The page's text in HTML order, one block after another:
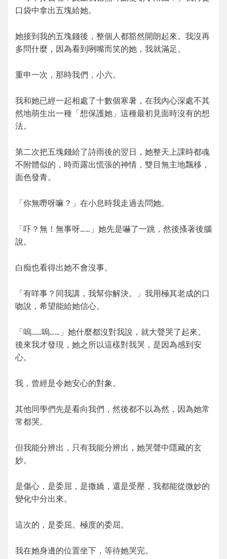
口袋中拿出五塊給她。
她接到我的五塊錢後，整個人都豁然開朗起來。我沒再
多問什麼，因為看到咧嘴而笑的她，我就滿足。
重申一次，那時我們，小六。
我和她已經一起相處了十數個寒暑，在我內心深處不其
然地萌生出一種「想保護她」這種最初見面時沒有的想
法。
第二次把五塊錢給了詩雨後的翌日，她整天上課時都魂
不附體似的，時而露出慌張的神情，雙目無主地飄移，
面色發青。
「你無嘢呀嘛？」在小息時我走過去問她。
「吓？無！無事呀……」她先是嚇了一跳，然後搔著後腦
說。
白痴也看得出她不會沒事。
「有咩事？同我講，我幫你解決。」我用極其老成的口
吻說，希望能給她信心。
「嗚……嗚……」她什麼都沒對我說，就大聲哭了起來。
後來我才發現，她之所以這樣對我哭，是因為感到安
心。
我，曾經是令她安心的對象。
其他同學們先是看向我們，然後都不以為然，因為她常
常都哭。
但我能分辨出，只有我能分辨出，她哭聲中隱藏的玄
妙。
是傷心，是委屈，是撒嬌，還是受壓，我都能從微妙的
變化中分出來。
這次的，是委屈。極度的委屈。
我在她身邊的位置坐下，等待她哭完。